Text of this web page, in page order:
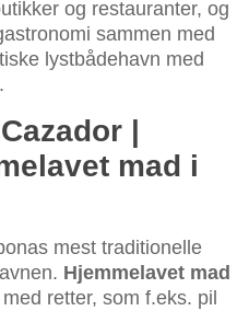
og restauranter, og
sammen med
lystbådehavn med
|
mad i
mest traditionelle
Hjemmelavet mad
med retter, som f.eks. pil